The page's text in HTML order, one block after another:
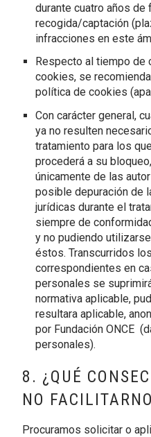
durante cuatro años
recogida/captación
infracciones en este
Respecto al tiempo de
cookies, se
política de cookies
Con carácter general,
ya no resulten
tratamiento para los
procederá a su
únicamente de las
posible depuración de
jurídicas durante el
siempre de
y no pudiendo
éstos. Transcurridos
correspondientes en
personales se
normativa aplicable,
resultara aplicable,
por Fundación ONCE
personales).
8. ¿QUÉ
NO
Procuramos solicitar o